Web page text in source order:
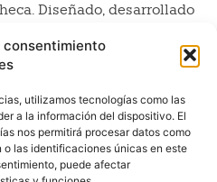
consentimiento
utilizamos tecnologías como las
a la información del dispositivo. El
nos permitirá procesar datos como
las identificaciones únicas en este
puede afectar
Diseñado, desarrollado
de la compañía en el Viejo
en los concesionarios
del Hyundai